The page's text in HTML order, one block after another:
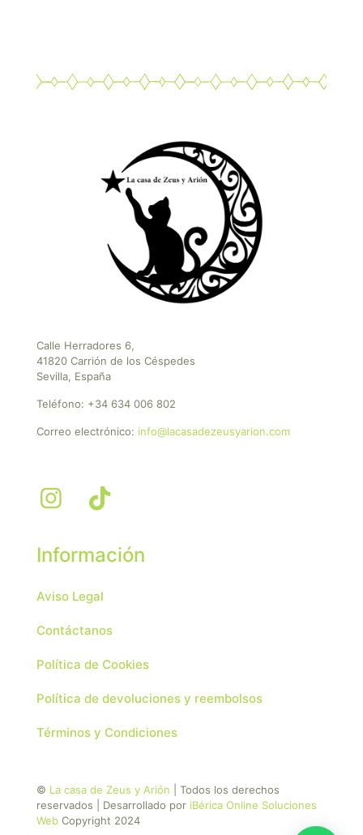
Calle Herradores 6,
41820 Carrión de los Céspedes
Sevilla, España
Teléfono: +34 634 006 802
Correo electrónico: info@lacasadezeusyarion.com
Información
Aviso Legal
Contáctanos
Política de Cookies
Política de devoluciones y reembolsos
Términos y Condiciones
© La casa de Zeus y Arión | Todos los derechos
reservados | Desarrollado por iBérica Online Soluciones
Web Copyright 2024